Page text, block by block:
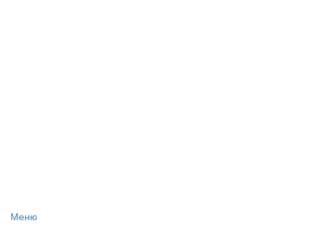
Меню